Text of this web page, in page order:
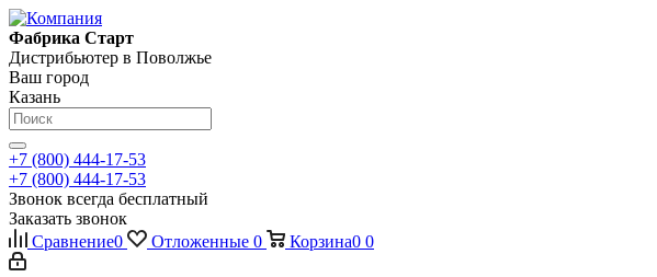
Фабрика Старт
Дистрибьютер в Поволжье
Ваш город
Казань
+7 (800) 444-17-53
+7 (800) 444-17-53
Звонок всегда бесплатный
Заказать звонок
Сравнение0 Отложенные 0 Корзина0 0